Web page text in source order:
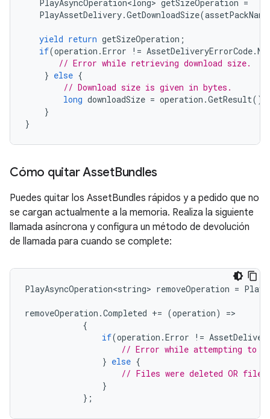
PlayAsyncOperation<long> getSizeOperation =
PlayAssetDelivery.GetDownloadSize(assetPackName
yield return getSizeOperation ;
if(operation .Error != AssetDeliveryErrorCode.
// Error while retrieving download size.
} else {
// Download size is given in bytes.
long downloadSize = operation .GetResult();
}
}
Cómo quitar AssetBundles
Puedes quitar los AssetBundles rápidos y a pedido que no
se cargan actualmente a la memoria. Realiza la siguiente
llamada asíncrona y configura un método de devolución
de llamada para cuando se complete:
PlayAsyncOperation<string> removeOperation =
removeOperation .Completed += (operation) =
{
if(operation .Error !=
// Error while attempting to
} else {
// Files were deleted OR
}
};